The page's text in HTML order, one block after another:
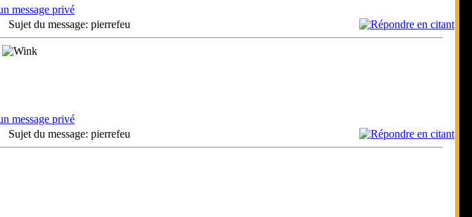
Sujet du message: pierrefeu
Sujet du message: pierrefeu